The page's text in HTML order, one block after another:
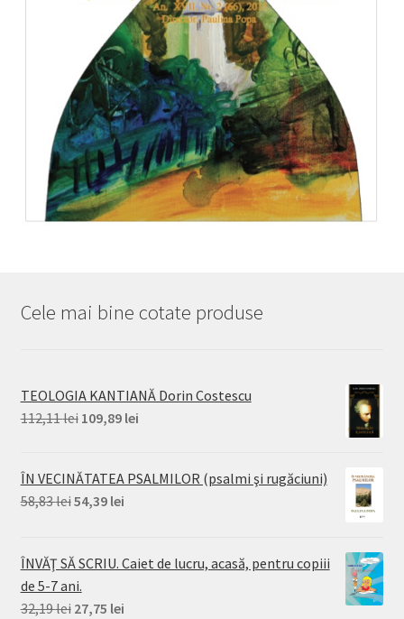
Cele mai bine cotate produse
TEOLOGIA KANTIANĂ Dorin Costescu
112,11lei Prețul
fost:
112,11 lei.
109,89 leiPrețul
109,89 lei.
ÎN VECINĂTATEA PSALMILOR (psalmi şi rugăciuni)
58,83leiPrețul
fost:
58,83 lei.
54,39 leiPrețul
54,39 lei.
ÎNVĂŢ SĂ SCRIU. Caiet de lucru, acasă, pentru copiii
de 5-7 ani.
32,19lei Prețul
27,75 leiPrețul